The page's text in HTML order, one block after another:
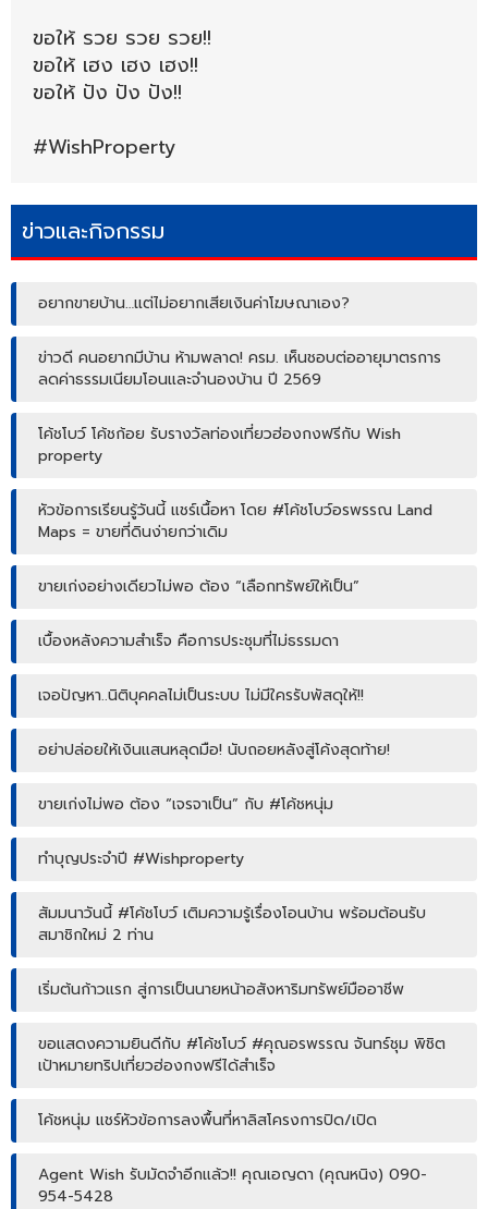
ขอให้ รวย รวย รวย!!
ขอให้ เฮง เฮง เฮง!!
ขอให้ ปัง ปัง ปัง!!
#WishProperty
ข่าวและกิจกรรม
อยากขายบ้าน…แต่ไม่อยากเสียเงินค่าโฆษณาเอง?
ข่าวดี คนอยากมีบ้าน ห้ามพลาด! ครม. เห็นชอบต่ออายุมาตรการ
ลดค่าธรรมเนียมโอนและจำนองบ้าน ปี 2569
โค้ชโบว์ โค้ชก้อย รับรางวัลท่องเที่ยวฮ่องกงฟรีกับ Wish
property
หัวข้อการเรียนรู้วันนี้ แชร์เนื้อหา โดย #โค้ชโบว์อรพรรณ Land
Maps = ขายที่ดินง่ายกว่าเดิม
ขายเก่งอย่างเดียวไม่พอ ต้อง “เลือกทรัพย์ให้เป็น”
เบื้องหลังความสำเร็จ คือการประชุมที่ไม่ธรรมดา
เจอปัญหา..นิติบุคคลไม่เป็นระบบ ไม่มีใครรับพัสดุให้!!
อย่าปล่อยให้เงินแสนหลุดมือ! นับถอยหลังสู่โค้งสุดท้าย!
ขายเก่งไม่พอ ต้อง “เจรจาเป็น” กับ #โค้ชหนุ่ม
ทำบุญประจำปี #Wishproperty
สัมมนาวันนี้ #โค้ชโบว์ เติมความรู้เรื่องโอนบ้าน พร้อมต้อนรับ
สมาชิกใหม่ 2 ท่าน
เริ่มต้นก้าวแรก สู่การเป็นนายหน้าอสังหาริมทรัพย์มืออาชีพ
ขอแสดงความยินดีกับ #โค้ชโบว์ #คุณอรพรรณ จันทร์ชุม พิชิต
เป้าหมายทริปเที่ยวฮ่องกงฟรีได้สำเร็จ
โค้ชหนุ่ม แชร์หัวข้อการลงพื้นที่หาลิสโครงการปิด/เปิด
Agent Wish รับมัดจำอีกแล้ว!! คุณเอญดา (คุณหนิง) 090-
954-5428